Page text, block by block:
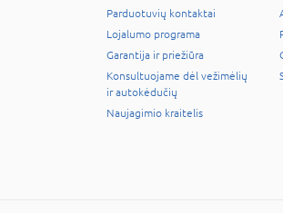
Parduotuvių kontaktai
Lojalumo programa
Garantija ir priežiūra
Konsultuojame dėl vežimėlių
ir autokėdučių
Naujagimio kraitelis